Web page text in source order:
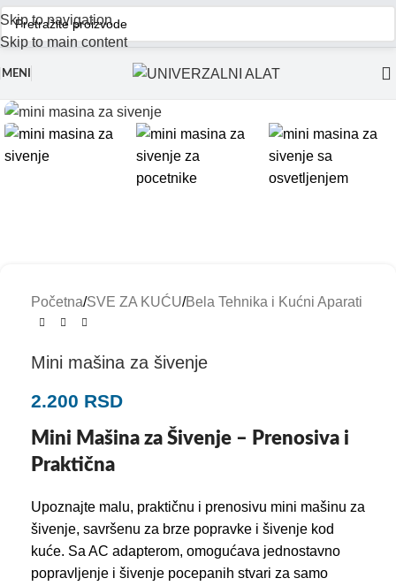
Skip to navigation
Skip to main content
MENI
Početna/SVE ZA KUĆU/Bela Tehnika i Kućni Aparati
Mini mašina za šivenje
2.200 RSD
Mini Mašina za Šivenje – Prenosiva i
Praktična
Upoznajte malu, praktičnu i prenosivu mini mašinu za
šivenje, savršenu za brze popravke i šivenje kod
kuće. Sa AC adapterom, omogućava jednostavno
popravljenje i šivenje pocepanih stvari za samo